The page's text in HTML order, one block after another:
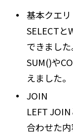
基本クエリ
SELECTと
できました
SUM()や
えました。
JOIN
LEFT
合わせた内